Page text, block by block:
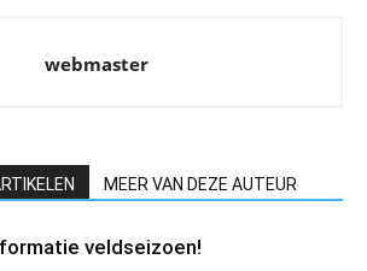
webmaster
MEER VAN DEZE AUTEUR
veldseizoen!